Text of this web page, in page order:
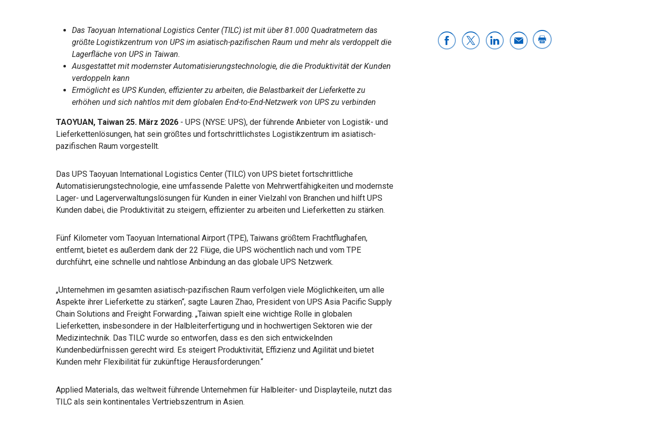
Das Taoyuan International Logistics Center (TILC) ist mit über 81.000 Quadratmetern das
größte Logistikzentrum von UPS im asiatisch-pazifischen Raum und mehr als verdoppelt die
Lagerfläche von UPS in Taiwan.
Ausgestattet mit modernster Automatisierungstechnologie, die die Produktivität der Kunden
verdoppeln kann
Ermöglicht es UPS Kunden, effizienter zu arbeiten, die Belastbarkeit der Lieferkette zu
erhöhen und sich nahtlos mit dem globalen End-to-End-Netzwerk von UPS zu verbinden
TAOYUAN, Taiwan 25. März 2026 - UPS (NYSE: UPS), der führende Anbieter von Logistik- und
Lieferkettenlösungen, hat sein größtes und fortschrittlichstes Logistikzentrum im asiatisch-
pazifischen Raum vorgestellt.
Das UPS Taoyuan International Logistics Center (TILC) von UPS bietet fortschrittliche
Automatisierungstechnologie, eine umfassende Palette von Mehrwertfähigkeiten und modernste
Lager- und Lagerverwaltungslösungen für Kunden in einer Vielzahl von Branchen und hilft UPS
Kunden dabei, die Produktivität zu steigern, effizienter zu arbeiten und Lieferketten zu stärken.
Fünf Kilometer vom Taoyuan International Airport (TPE), Taiwans größtem Frachtflughafen,
entfernt, bietet es außerdem dank der 22 Flüge, die UPS wöchentlich nach und vom TPE
durchführt, eine schnelle und nahtlose Anbindung an das globale UPS Netzwerk.
„Unternehmen im gesamten asiatisch-pazifischen Raum verfolgen viele Möglichkeiten, um alle
Aspekte ihrer Lieferkette zu stärken“, sagte Lauren Zhao, President von UPS Asia Pacific Supply
Chain Solutions and Freight Forwarding. „Taiwan spielt eine wichtige Rolle in globalen
Lieferketten, insbesondere in der Halbleiterfertigung und in hochwertigen Sektoren wie der
Medizintechnik. Das TILC wurde so entworfen, dass es den sich entwickelnden
Kundenbedürfnissen gerecht wird. Es steigert Produktivität, Effizienz und Agilität und bietet
Kunden mehr Flexibilität für zukünftige Herausforderungen.“
Applied Materials, das weltweit führende Unternehmen für Halbleiter- und Displayteile, nutzt das
TILC als sein kontinentales Vertriebszentrum in Asien.